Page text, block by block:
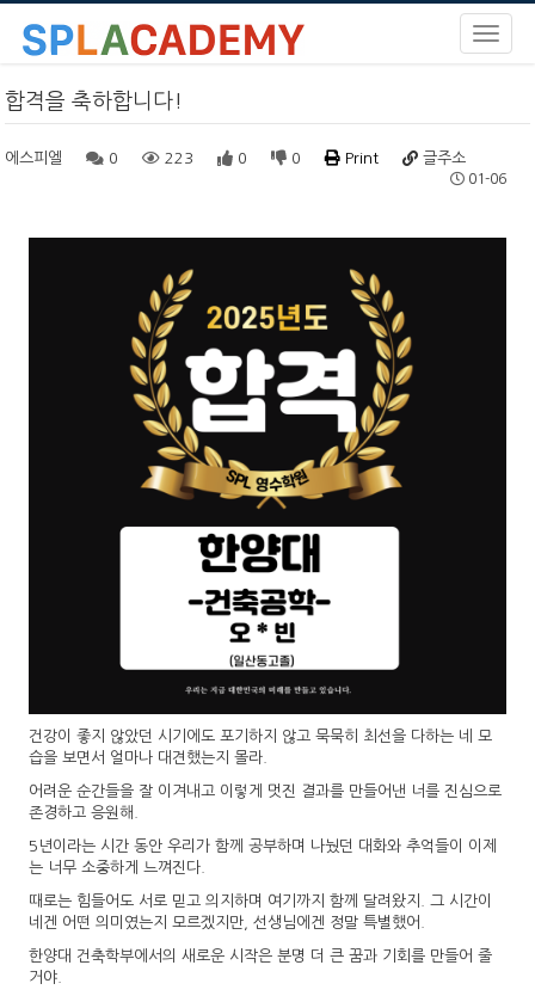
합격을 축하합니다!
에스피엘 0 223 0 0 Print 글주소
01-06
건강이 좋지 않았던 시기에도 포기하지 않고 묵묵히 최선을 다하는 네 모
습을 보면서 얼마나 대견했는지 몰라.
어려운 순간들을 잘 이겨내고 이렇게 멋진 결과를 만들어낸 너를 진심으로
존경하고 응원해.
5년이라는 시간 동안 우리가 함께 공부하며 나눴던 대화와 추억들이 이제
는 너무 소중하게 느껴진다.
때로는 힘들어도 서로 믿고 의지하며 여기까지 함께 달려왔지. 그 시간이
네겐 어떤 의미였는지 모르겠지만, 선생님에겐 정말 특별했어.
한양대 건축학부에서의 새로운 시작은 분명 더 큰 꿈과 기회를 만들어 줄
거야.